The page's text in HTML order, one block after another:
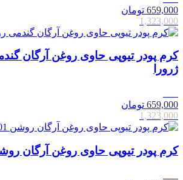
659,000 تومان
1,323,000
ژرورا
659,000 تومان
1,323,000
کرم پودر تیوپی حاوی روغن آرگان روشن 501